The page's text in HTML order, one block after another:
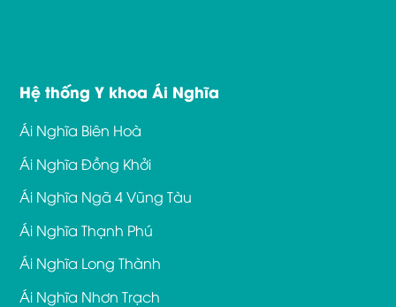
Hệ thống Y khoa Ái Nghĩa
Ái Nghĩa Biên Hoà
Ái Nghĩa Đồng Khởi
Ái Nghĩa Ngã 4 Vũng Tàu
Ái Nghĩa Thạnh Phú
Ái Nghĩa Long Thành
Ái Nghĩa Nhơn Trạch